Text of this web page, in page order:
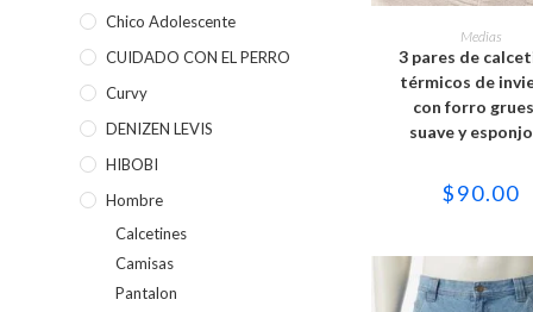
SELECCIONAR
Este
tiene
se
pueden
la
Medias
3 pares de
térmicos de
con forro
suave y
$90.00
Chico Adolescente
CUIDADO CON EL PERRO
Curvy
DENIZEN LEVIS
HIBOBI
Hombre
Calcetines
Camisas
Pantalon